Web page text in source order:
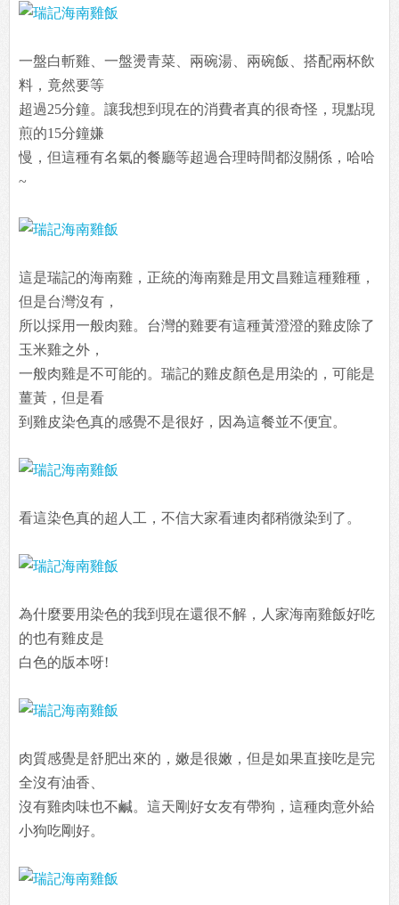
一盤白斬雞、一盤燙青菜、兩碗湯、兩碗飯、搭配兩杯飲
料，竟然要等
超過25分鐘。讓我想到現在的消費者真的很奇怪，現點現
煎的15分鐘嫌
慢，但這種有名氣的餐廳等超過合理時間都沒關係，哈哈
~
這是瑞記的海南雞，正統的海南雞是用文昌雞這種雞種，
但是台灣沒有，
所以採用一般肉雞。台灣的雞要有這種黃澄澄的雞皮除了
玉米雞之外，
一般肉雞是不可能的。瑞記的雞皮顏色是用染的，可能是
薑黃，但是看
到雞皮染色真的感覺不是很好，因為這餐並不便宜。
看這染色真的超人工，不信大家看連肉都稍微染到了。
為什麼要用染色的我到現在還很不解，人家海南雞飯好吃
的也有雞皮是
白色的版本呀!
肉質感覺是舒肥出來的，嫩是很嫩，但是如果直接吃是完
全沒有油香、
沒有雞肉味也不鹹。這天剛好女友有帶狗，這種肉意外給
小狗吃剛好。